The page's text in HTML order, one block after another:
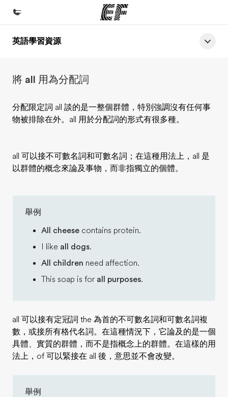
首頁
課程
查看所有EF提供的課程
辦公室
關於我們
加入我們
英語學習資源
將 all 用為分配詞
分配限定詞 all 談的是一整個群體，特別強調沒有任何事
物被排除在外。all 用於分配詞的形式有很多種。
all 可以接不可數名詞和可數名詞；在這種用法上，all 是
以群體的概念來論及事物，而非指獨立的個體。
舉例
All cheese contains protein.
I like all dogs.
All children need affection.
This soap is for all purposes.
all 可以接有定冠詞 the 為首的不可數名詞和可數名詞複
數，或接所有格代名詞。在這種情況下，它論及的是一個
具體、實質的群體，而不是指概念上的群體。在這樣的用
法上，of 可以緊接在 all 後，意思並不會改變。
舉例